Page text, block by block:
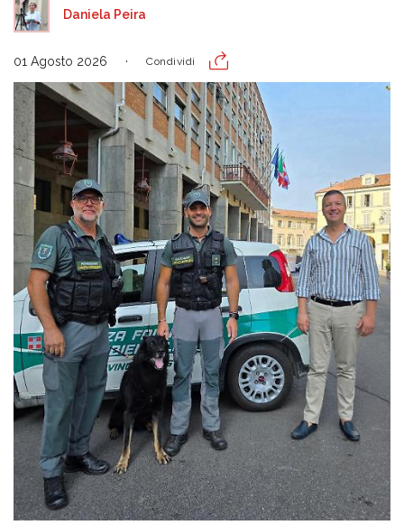
Daniela Peira
01 Agosto 2026 Condividi